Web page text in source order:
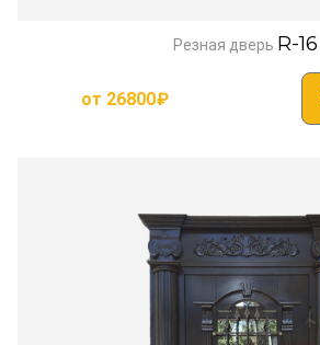
Резная дверь R-16
от 26800₽